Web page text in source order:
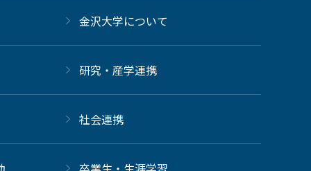
金沢大学について
研究・産学連携
社会連携